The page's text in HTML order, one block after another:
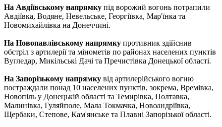
На Авдіївському напрямку під ворожий вогонь потрапили
Авдіївка, Водяне, Невельське, Георгіївка, Мар'їнка та
Новомихайлівка на Донеччині.
На Новопавлівському напрямку противник здійснив
обстріл з артилерії та мінометів по районах населених пунктів
Вугледар, Микільські Дачі та Пречистівка Донецької області.
На Запорізькому напрямку від артилерійського вогню
постраждали понад 10 населених пунктів, зокрема, Времівка,
Новопіль у Донецькій області та Темирівка, Полтавка,
Малинівка, Гуляйполе, Мала Токмачка, Новоандріївка,
Щербаки, Степове, Кам'янське та Плавні Запорізької області.